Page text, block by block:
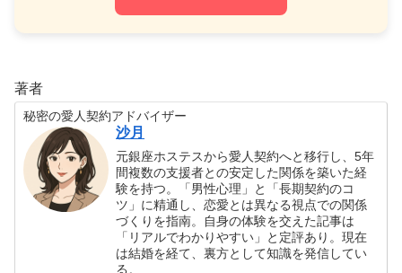
著者
秘密の愛人契約アドバイザー
沙月
元銀座ホステスから愛人契約へと移行し、5年
間複数の支援者との安定した関係を築いた経
験を持つ。「男性心理」と「長期契約のコ
ツ」に精通し、恋愛とは異なる視点での関係
づくりを指南。自身の体験を交えた記事は
「リアルでわかりやすい」と定評あり。現在
は結婚を経て、裏方として知識を発信してい
る。